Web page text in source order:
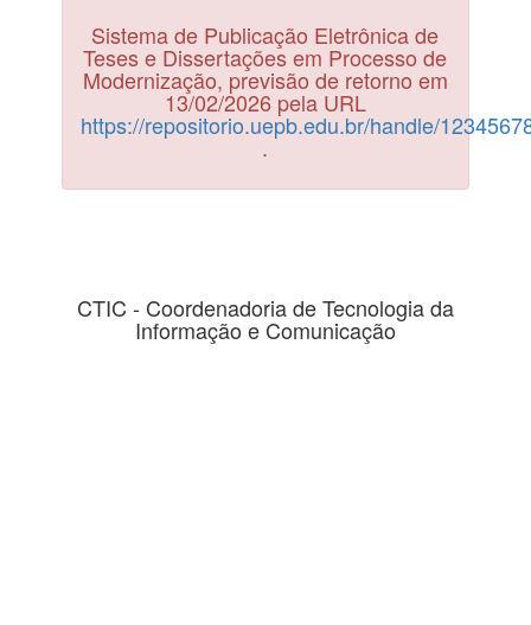
Sistema de Publicação Eletrônica de
Teses e Dissertações em Processo de
Modernização, previsão de retorno em
13/02/2026 pela URL
https://repositorio.uepb.edu.br/handle/
.
CTIC - Coordenadoria de Tecnologia da
Informação e Comunicação